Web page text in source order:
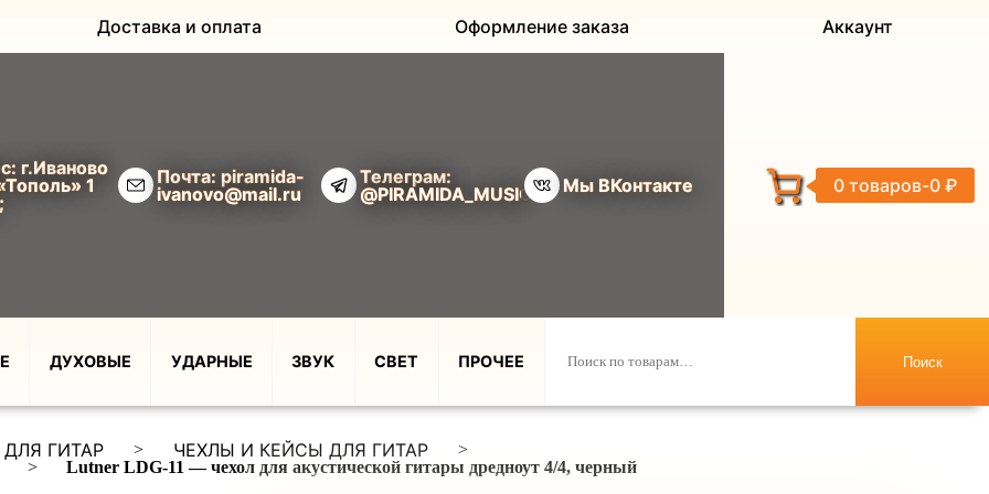
Доставка и оплата Оформление заказа Аккаунт
г.Иваново
1
Почта: piramida-
ivanovo@mail.ru
Телеграм:
@PIRAMIDA_MUSIC
Мы ВКонтакте 0 товаров 0 ₽
ДУХОВЫЕ УДАРНЫЕ ЗВУК СВЕТ ПРОЧЕЕ Поиск
ГИТАР > ЧЕХЛЫ И КЕЙСЫ ДЛЯ ГИТАР
>
>
Lutner LDG-11 — чехол для акустической гитары дредноут 4/4, черный